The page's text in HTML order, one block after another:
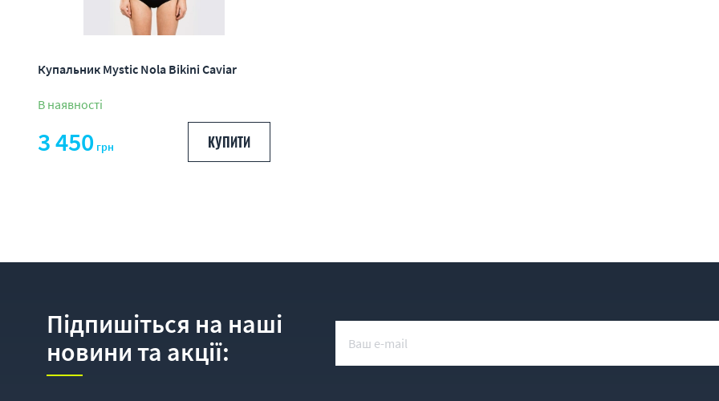
Купальник Mystic Nola Bikini Caviar
В наявності
3 450 грн КУПИТИ
Підпишіться на наші
новини та акції: